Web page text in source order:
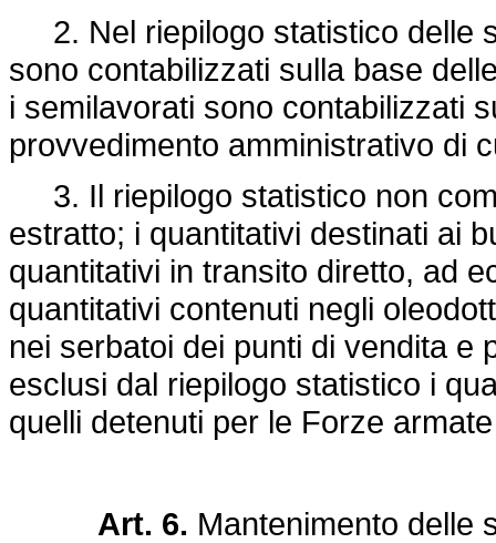
2. Nel riepilogo statistico delle
sono contabilizzati sulla base
i semilavorati sono contabilizzati
provvedimento amministrativo di
3. Il riepilogo statistico non
estratto; i quantitativi destinati ai
quantitativi in transito diretto, ad
quantitativi contenuti negli
nei serbatoi dei punti di vendita e
esclusi dal riepilogo statistico i
quelli detenuti per le Forze
Art. 6. Mantenimento delle